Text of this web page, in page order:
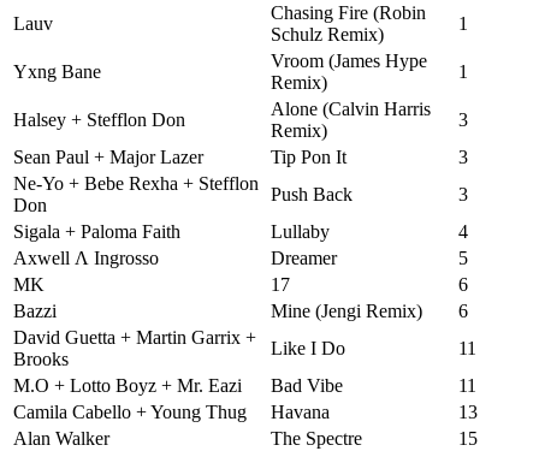
Lauv
Chasing Fire (Robin
Schulz Remix)
1
Yxng Bane
Vroom (James Hype
Remix)
1
Halsey + Stefflon Don
Alone (Calvin Harris
Remix)
3
Sean Paul + Major Lazer
Tip Pon It
3
Ne-Yo + Bebe Rexha + Stefflon
Don
Push Back
3
Sigala + Paloma Faith
Lullaby
4
Axwell Λ Ingrosso
Dreamer
5
MK
17
6
Bazzi
Mine (Jengi Remix)
6
David Guetta + Martin Garrix +
Brooks
Like I Do
11
M.O + Lotto Boyz + Mr. Eazi
Bad Vibe
11
Camila Cabello + Young Thug
Havana
13
Alan Walker
The Spectre 15